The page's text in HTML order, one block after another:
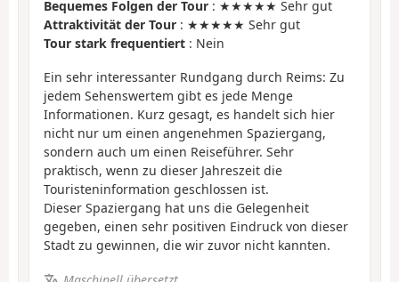
Bequemes Folgen der Tour : ★★★★★ Sehr gut
Attraktivität der Tour : ★★★★★ Sehr gut
Tour stark frequentiert : Nein
Ein sehr interessanter Rundgang durch Reims: Zu
jedem Sehenswertem gibt es jede Menge
Informationen. Kurz gesagt, es handelt sich hier
nicht nur um einen angenehmen Spaziergang,
sondern auch um einen Reiseführer. Sehr
praktisch, wenn zu dieser Jahreszeit die
Touristeninformation geschlossen ist.
Dieser Spaziergang hat uns die Gelegenheit
gegeben, einen sehr positiven Eindruck von dieser
Stadt zu gewinnen, die wir zuvor nicht kannten.